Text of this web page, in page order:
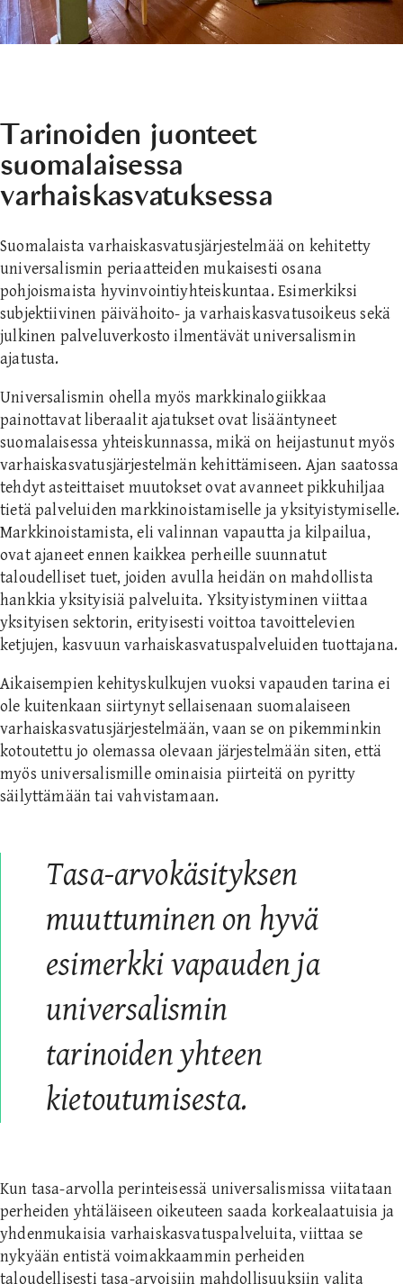
Tarinoiden juonteet
suomalaisessa
varhaiskasvatuksessa
Suomalaista varhaiskasvatusjärjestelmää on kehitetty
universalismin periaatteiden mukaisesti osana
pohjoismaista hyvinvointiyhteiskuntaa. Esimerkiksi
subjektiivinen päivähoito- ja varhaiskasvatusoikeus sekä
julkinen palveluverkosto ilmentävät universalismin
ajatusta.
Universalismin ohella myös markkinalogiikkaa
painottavat liberaalit ajatukset ovat lisääntyneet
suomalaisessa yhteiskunnassa, mikä on heijastunut myös
varhaiskasvatusjärjestelmän kehittämiseen. Ajan saatossa
tehdyt asteittaiset muutokset ovat avanneet pikkuhiljaa
tietä palveluiden markkinoistamiselle ja yksityistymiselle.
Markkinoistamista, eli valinnan vapautta ja kilpailua,
ovat ajaneet ennen kaikkea perheille suunnatut
taloudelliset tuet, joiden avulla heidän on mahdollista
hankkia yksityisiä palveluita. Yksityistyminen viittaa
yksityisen sektorin, erityisesti voittoa tavoittelevien
ketjujen, kasvuun varhaiskasvatuspalveluiden tuottajana.
Aikaisempien kehityskulkujen vuoksi vapauden tarina ei
ole kuitenkaan siirtynyt sellaisenaan suomalaiseen
varhaiskasvatusjärjestelmään, vaan se on pikemminkin
kotoutettu jo olemassa olevaan järjestelmään siten, että
myös universalismille ominaisia piirteitä on pyritty
säilyttämään tai vahvistamaan.
Tasa-arvokäsityksen
muuttuminen on hyvä
esimerkki vapauden ja
universalismin
tarinoiden yhteen
kietoutumisesta.
Kun tasa-arvolla perinteisessä universalismissa viitataan
perheiden yhtäläiseen oikeuteen saada korkealaatuisia ja
yhdenmukaisia varhaiskasvatuspalveluita, viittaa se
nykyään entistä voimakkaammin perheiden
taloudellisesti tasa-arvoisiin mahdollisuuksiin valita